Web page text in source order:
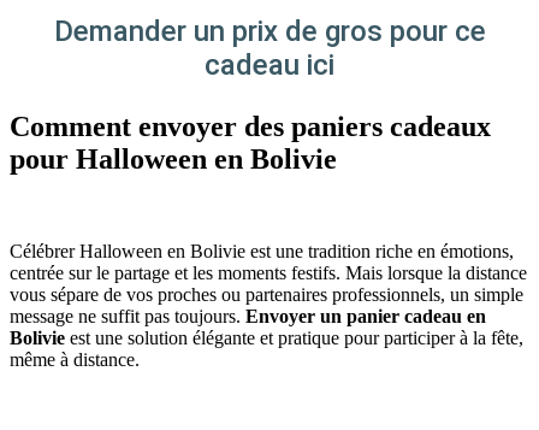
Demander un prix de gros pour ce
cadeau ici
Comment envoyer des paniers cadeaux
pour Halloween en Bolivie
Célébrer Halloween en Bolivie est une tradition riche en émotions,
centrée sur le partage et les moments festifs. Mais lorsque la distance
vous sépare de vos proches ou partenaires professionnels, un simple
message ne suffit pas toujours. Envoyer un panier cadeau en
Bolivie est une solution élégante et pratique pour participer à la fête,
même à distance.